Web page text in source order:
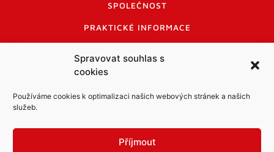
Spravovat souhlas s
cookies
Používáme cookies k optimalizaci našich webových stránek a našich
služeb.
Příjmout
SPOLEČNOST
PRAKTICKÉ INFORMACE
INFORMACE A KODEX DISKUTUJÍCÍCH
LOGO A LOGO MANUÁL